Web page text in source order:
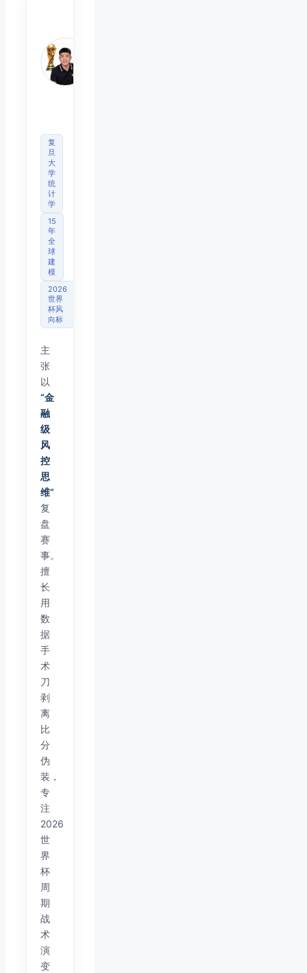
复
旦
大
学
统
计
学
15
年
全
球
建
模
2026
世界
杯风
向标
主
张
以
“金
融
级
风
控
思
维”
复
盘
赛
事。
擅
长
用
数
据
手
术
刀
剥
离
比
分
伪
装，
专
注
2026
世
界
杯
周
期
战
术
演
变